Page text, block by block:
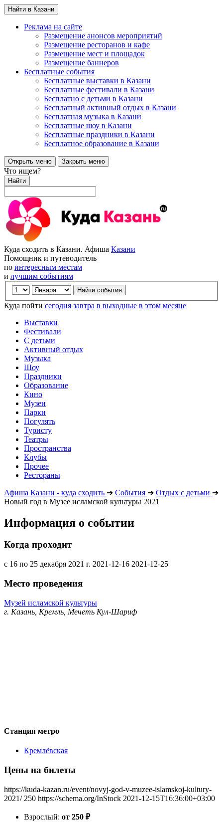
Найти в Казани
Реклама на сайте
Размещение анонсов мероприятий
Размещение ресторанов и кафе
Размещение мест и площадок
Размещение баннеров
Бесплатные события
Бесплатные выставки в Казани
Бесплатные фестивали в Казани
Бесплатно с детьми в Казани
Бесплатный активный отдых в Казани
Бесплатная музыка в Казани
Бесплатные шоу в Казани
Бесплатные праздники в Казани
Бесплатное образование в Казани
Открыть меню Закрыть меню
Что ищем?
Найти
Куда сходить в Казани. Афиша Казани
Помощник и путеводитель
по интересным местам
и лучшим событиям
Куда пойти сегодня завтра в выходные в этом месяце
Выставки
Фестивали
С детьми
Активный отдых
Музыка
Шоу
Праздники
Образование
Кино
Музеи
Парки
Погулять
Туристу
Театры
Пространства
Клубы
Прочее
Рестораны
Афиша Казани - куда сходить ➔ События ➔ Отдых с детьми ➔
Новый год в Музее исламской культуры 2021
Информация о событии
Когда проходит
с 16 по 25 декабря 2021 г. 2021-12-16 2021-12-25
Место проведения
Музей исламской культуры
г. Казань, Кремль, Мечеть Кул-Шариф
Станция метро
Кремлёвская
Цены на билеты
https://kuda-kazan.ru/event/novyj-god-v-muzee-islamskoj-kultury-
2021/ 250 https://schema.org/InStock 2021-12-15T16:36:00+03:00
Взрослый: от 250 ₽